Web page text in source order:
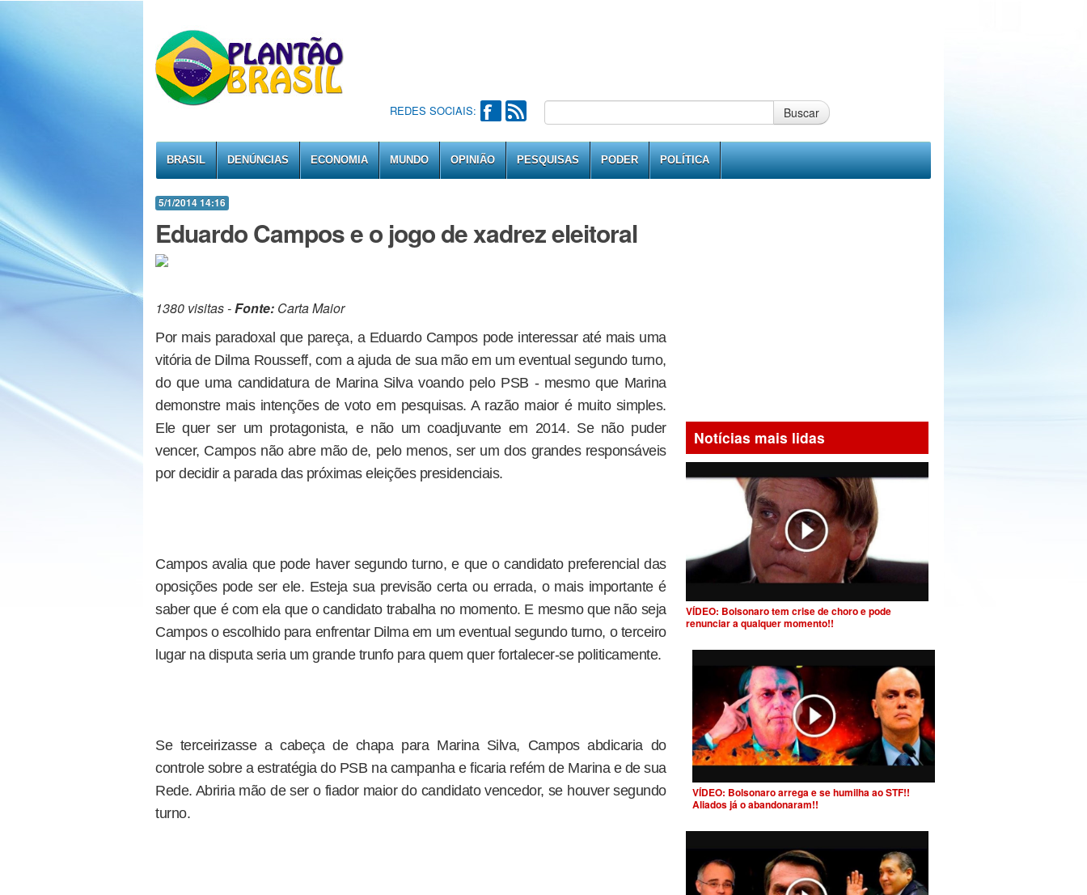
REDES SOCIAIS: Buscar
BRASIL DENÚNCIAS ECONOMIA MUNDO OPINIÃO PESQUISAS PODER POLÍTICA
5/1/2014 14:16
Eduardo Campos e o jogo de xadrez eleitoral
1380 visitas -Fonte: Carta Maior
Por mais paradoxal que pareça, a Eduardo Campos pode interessar até mais uma
vitória de Dilma Rousseff, com a ajuda de sua mão em um eventual segundo turno,
do que uma candidatura de Marina Silva voando pelo PSB - mesmo que Marina
demonstre mais intenções de voto em pesquisas. A razão maior é muito simples.
Ele quer ser um protagonista, e não um coadjuvante em 2014. Se não puder
vencer, Campos não abre mão de, pelo menos, ser um dos grandes responsáveis
por decidir a parada das próximas eleições presidenciais.
Campos avalia que pode haver segundo turno, e que o candidato preferencial das
oposições pode ser ele. Esteja sua previsão certa ou errada, o mais importante é
saber que é com ela que o candidato trabalha no momento. E mesmo que não seja
Campos o escolhido para enfrentar Dilma em um eventual segundo turno, o terceiro
lugar na disputa seria um grande trunfo para quem quer fortalecer-se politicamente.
Se terceirizasse a cabeça de chapa para Marina Silva, Campos abdicaria do
controle sobre a estratégia do PSB na campanha e ficaria refém de Marina e de sua
Rede. Abriria mão de ser o fiador maior do candidato vencedor, se houver segundo
turno.
Notícias mais lidas
VÍDEO: Bolsonaro tem crise de choro e pode
renunciar a qualquer momento!!
VÍDEO: Bolsonaro arrega e se humilha ao STF!!
Aliados já o abandonaram!!